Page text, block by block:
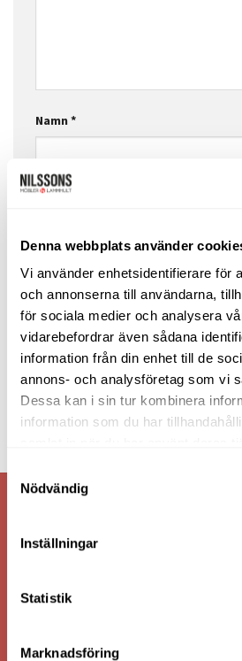
Denna webbplats använder
Vi använder enhetsidentifierare för
och annonserna till användarna,
för sociala medier och analysera
vidarebefordrar även sådana
information från din enhet till de
annons- och analysföretag som vi
Dessa kan i sin tur kombinera
information som du har
Samtyckesval
Nödvändig
Inställningar
Statistik
Marknadsföring
Namn*
Webbplats